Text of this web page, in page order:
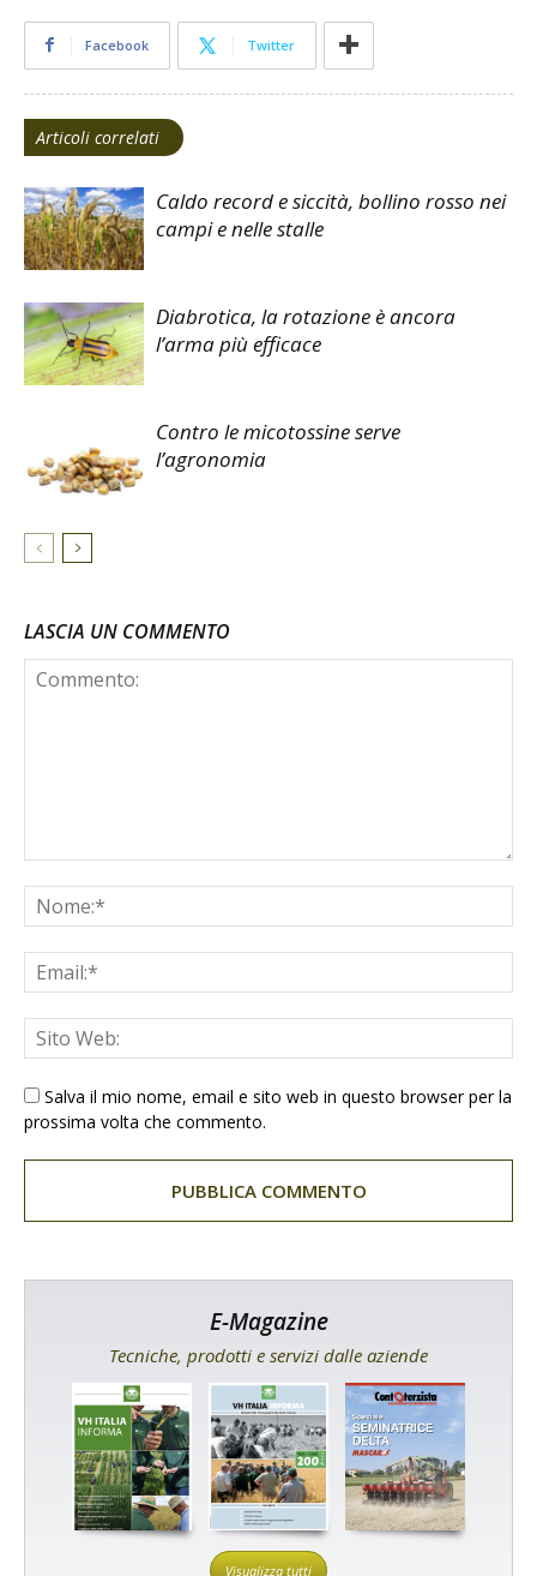
Facebook Twitter
Articoli correlati
Caldo record e siccità, bollino rosso nei
campi e nelle stalle
Diabrotica, la rotazione è ancora
l’arma più efficace
Contro le micotossine serve
l’agronomia
LASCIA UN COMMENTO
Salva il mio nome, email e sito web in questo browser per la
prossima volta che commento.
E-Magazine
Tecniche, prodotti e servizi dalle aziende
Visualizza tutti